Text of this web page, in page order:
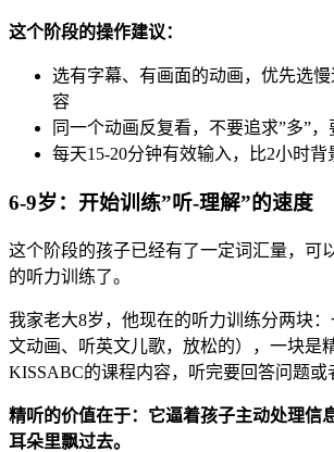
这个阶段的操作建议：
选有字幕、有画面的动画，优先选
容
同一个动画反复看，不要追求”多”，
每天15-20分钟有效输入，比2小时背
6-9岁：开始训练”听-理解”的速度
这个阶段的孩子已经有了一定词汇量，可
的听力训练了。
我家老大8岁，他现在的听力训练分两块
文动画、听英文儿歌，放松的），一块是
KISSABC的课程内容，听完要回答问题或
精听的价值在于：它逼着孩子主动处理信
耳朵里飘过去。